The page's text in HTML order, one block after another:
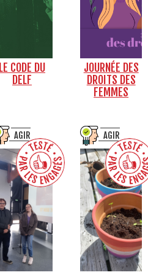
LE CODE DU
DELF
JOURNÉE DES
DROITS DES
FEMMES
AGIR AGIR